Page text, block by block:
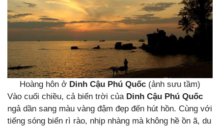
Hoàng hôn ở Dinh Cậu Phú Quốc (ảnh sưu tầm)
Vào cuối chiều, cả biển trời của Dinh Cậu Phú Quốc
ngả dần sang màu vàng đậm đẹp đến hút hồn. Cùng với
tiếng sóng biển rì rào, nhịp nhàng mà không hề ồn ã, du